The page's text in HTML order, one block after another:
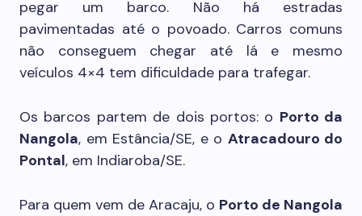
pegar um barco. Não há estradas
pavimentadas até o povoado. Carros comuns
não conseguem chegar até lá e mesmo
veículos 4×4 tem dificuldade para trafegar.
Os barcos partem de dois portos: o Porto da
Nangola, em Estância/SE, e o Atracadouro do
Pontal, em Indiaroba/SE.
Para quem vem de Aracaju, o Porto de Nangola